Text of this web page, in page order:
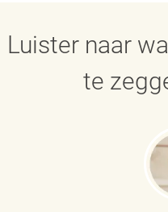
Luister naar
te